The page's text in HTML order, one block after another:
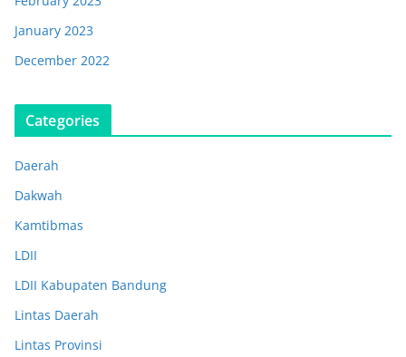
January 2023
December 2022
Categories
Daerah
Dakwah
Kamtibmas
LDII
LDII Kabupaten Bandung
Lintas Daerah
Lintas Provinsi